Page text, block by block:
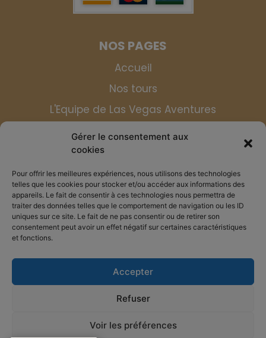
Gérer le consentement aux
cookies
Pour offrir les meilleures expériences, nous utilisons des technologies
telles que les cookies pour stocker et/ou accéder aux informations des
appareils. Le fait de consentir à ces technologies nous permettra de
traiter des données telles que le comportement de navigation ou les ID
uniques sur ce site. Le fait de ne pas consentir ou de retirer son
consentement peut avoir un effet négatif sur certaines caractéristiques
et fonctions.
Accepter
Refuser
Voir les préférences
NOS PAGES
Accueil
Nos tours
L'Equipe de Las Vegas Aventures
Blog
Foire aux questions
Conditions générales de vente
Mentions légales
droits réservés I CréditsDamien Normand
Nevada ground transportation provided by NTA licensed carriers: Kaptyn